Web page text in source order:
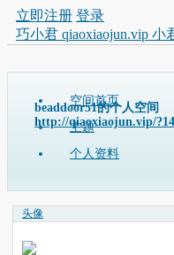
立即注册 登录
巧小君 qiaoxiaojun.vip
beaddoor51的个人空间
http://qiaoxiaojun.vip/
空间首页
主题
个人资料
头像